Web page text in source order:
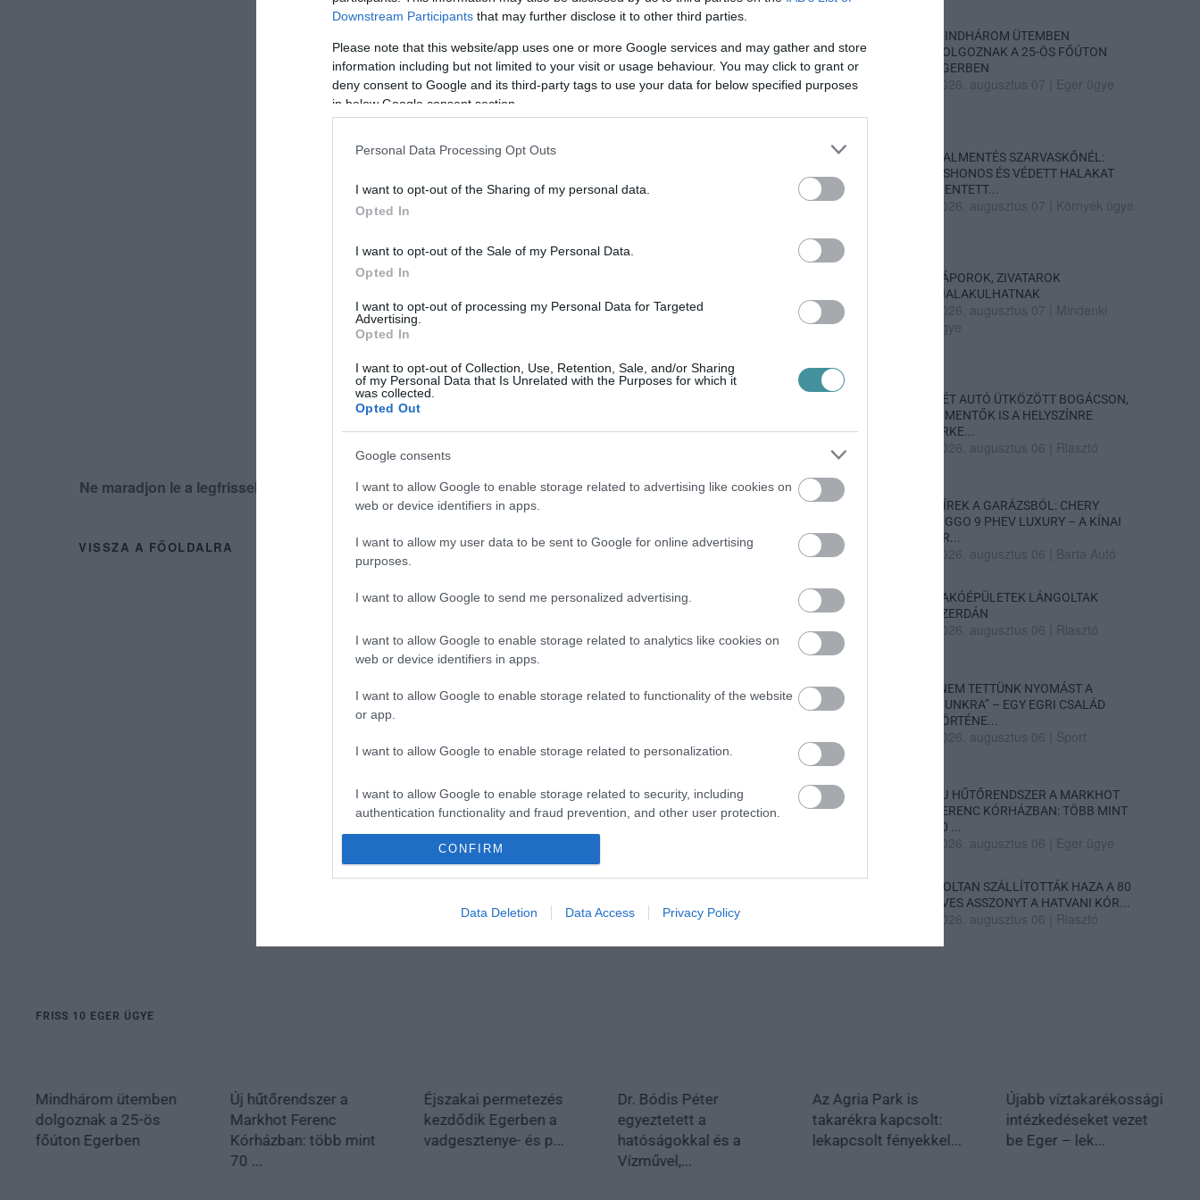
Downstream Participants that may further disclose it to other third parties.
Please note that this website/app uses one or more Google services and may gather and store
information including but not limited to your visit or usage behaviour. You may click to grant or
deny consent to Google and its third-party tags to use your data for below specified purposes
in below Google consent section.
Personal Data Processing Opt Outs
I want to opt-out of the Sharing of my personal data.
Opted In
I want to opt-out of the Sale of my Personal Data.
Opted In
I want to opt-out of processing my Personal Data for Targeted
Advertising.
Opted In
I want to opt-out of Collection, Use, Retention, Sale, and/or Sharing
of my Personal Data that Is Unrelated with the Purposes for which it
was collected.
Opted Out
Google consents
I want to allow Google to enable storage related to advertising like cookies on
web or device identifiers in apps.
I want to allow my user data to be sent to Google for online advertising
purposes.
I want to allow Google to send me personalized advertising.
I want to allow Google to enable storage related to analytics like cookies on
web or device identifiers in apps.
I want to allow Google to enable storage related to functionality of the website
or app.
I want to allow Google to enable storage related to personalization.
I want to allow Google to enable storage related to security, including
authentication functionality and fraud prevention, and other user protection.
CONFIRM
Data Deletion Data Access Privacy Policy
Ne maradjon le a legfrissebb hírekről, kövessen bennünket az EGRI ÜGYEK Google Hírek oldalán!
VISSZA A FŐOLDALRA
MINDHÁROM ÜTEMBEN
DOLGOZNAK A 25-ÖS FŐÚTON
EGERBEN
2026. augusztus 07 Eger ügye
HALMENTÉS SZARVASKŐNÉL:
ŐSHONOS ÉS VÉDETT HALAKAT
MENTETT...
2026. augusztus 07 Környék ügye
ZÁPOROK, ZIVATAROK
KIALAKULHATNAK
2026. augusztus 07
Mindenki
ügye
KÉT AUTÓ ÜTKÖZÖTT BOGÁCSON,
A MENTŐK IS A HELYSZÍNRE
ÉRKE...
2026. augusztus 06 Riasztó
HÍREK A GARÁZSBÓL: CHERY
TIGGO 9 PHEV LUXURY – A KÍNAI
PR...
2026. augusztus 06 Barta Autó
LAKÓÉPÜLETEK LÁNGOLTAK
SZERDÁN
2026. augusztus 06 Riasztó
„NEM TETTÜNK NYOMÁST A
FIUNKRA” – EGY EGRI CSALÁD
TÖRTÉNE...
2026. augusztus 06 Sport
ÚJ HŰTŐRENDSZER A MARKHOT
FERENC KÓRHÁZBAN: TÖBB MINT
70 ...
2026. augusztus 06 Eger ügye
HOLTAN SZÁLLÍTOTTÁK HAZA A 80
ÉVES ASSZONYT A HATVANI KÓR...
2026. augusztus 06 Riasztó
FRISS 10 EGER ÜGYE
Mindhárom ütemben
dolgoznak a 25-ös
főúton Egerben
Új hűtőrendszer a
Markhot Ferenc
Kórházban: több mint
70 ...
Éjszakai permetezés
kezdődik Egerben a
vadgesztenye- és p...
Dr. Bódis Péter
egyeztetett a
hatóságokkal és a
Vízművel,...
Az Agria Park is
takarékra kapcsolt:
lekapcsolt fényekkel...
Újabb víztakarékossági
intézkedéseket vezet
be Eger – lek...